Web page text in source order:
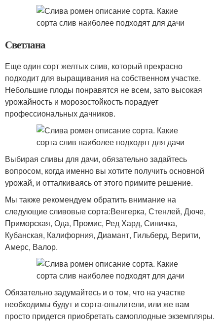
Светлана
Еще один сорт желтых слив, который прекрасно
подходит для выращивания на собственном участке.
Небольшие плоды понравятся не всем, зато высокая
урожайность и морозостойкость порадует
профессиональных дачников.
Выбирая сливы для дачи, обязательно задайтесь
вопросом, когда именно вы хотите получить основной
урожай, и отталкиваясь от этого примите решение.
Мы также рекомендуем обратить внимание на
следующие сливовые сорта:Венгерка, Стенлей, Дюче,
Приморская, Ода, Промис, Ред Хард, Синичка,
Кубанская, Калифорния, Диамант, Гильберд, Верити,
Амерс, Валор.
Обязательно задумайтесь и о том, что на участке
необходимы будут и сорта-опылители, или же вам
просто придется приобретать самоплодные экземпляры.